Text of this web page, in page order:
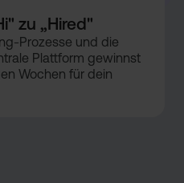
zu „Hired"
Prozesse und die
Plattform gewinnst
Wochen für dein